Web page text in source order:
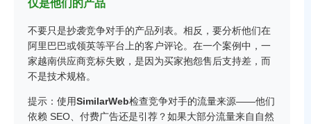
仅是他们的产品
不要只是抄袭竞争对手的产品列表。相反，要分析他们在
阿里巴巴或领英等平台上的客户评论。在一个案例中，一
家越南供应商竞标失败，是因为买家抱怨售后支持差，而
不是技术规格。
提示：使用SimilarWeb检查竞争对手的流量来源——他们
依赖 SEO、付费广告还是引荐？如果大部分流量来自自然